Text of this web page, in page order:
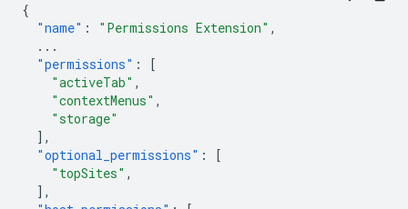
{
"name" : "Permissions Extension" ,
...
"permissions" :
[
"activeTab" ,
"contextMenus" ,
"storage"
],
"optional_permissions" :
[
"topSites" ,
],